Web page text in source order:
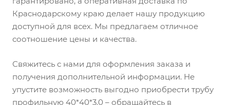
Краснодарскому краю делает нашу продукцию
доступной для всех. Мы предлагаем отличное
соотношение цены и качества.
Свяжитесь с нами для оформления заказа и
получения дополнительной информации. Не
упустите возможность выгодно приобрести трубу
профильную 40*40*3.0 – обращайтесь в